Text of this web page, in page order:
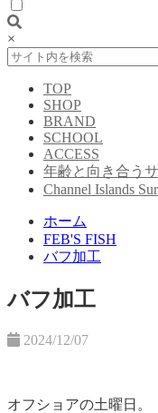
×
TOP
SHOP
BRAND
SCHOOL
ACCESS
年齢と向き合う
Channel Islands
ホーム
FEB'S FISH
バフ加工
バフ加工
2024/12/07
オフショアの土曜日。